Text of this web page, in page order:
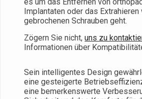
Implantaten oder das Extrahieren
gebrochenen Schrauben geht.
Zögern Sie nicht,uns zu
Informationen über
Sein intelligentes Design
eine gesteigerte
eine bemerkenswerte